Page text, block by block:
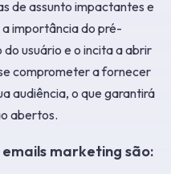
de assunto impactantes e
importância do pré-
usuário e o incita a abrir
comprometer a fornecer
audiência, o que garantirá
abertos.
marketing são: